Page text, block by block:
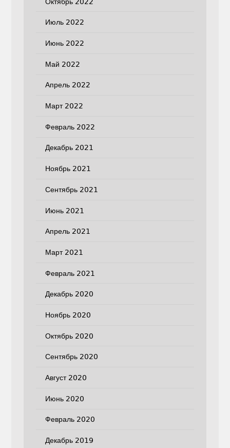
Июль 2022
Июнь 2022
Май 2022
Апрель 2022
Март 2022
Февраль 2022
Декабрь 2021
Ноябрь 2021
Сентябрь 2021
Июнь 2021
Апрель 2021
Март 2021
Февраль 2021
Декабрь 2020
Ноябрь 2020
Октябрь 2020
Сентябрь 2020
Август 2020
Июнь 2020
Февраль 2020
Декабрь 2019